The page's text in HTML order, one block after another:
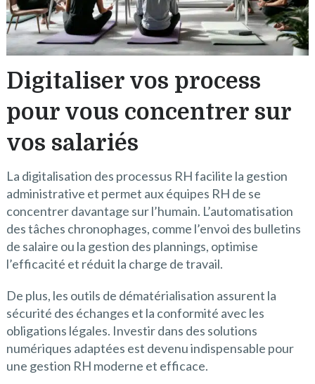
Digitaliser vos process
pour vous concentrer sur
vos salariés
La digitalisation des processus RH facilite la gestion
administrative et permet aux équipes RH de se
concentrer davantage sur l’humain. L’automatisation
des tâches chronophages, comme l’envoi des bulletins
de salaire ou la gestion des plannings, optimise
l’efficacité et réduit la charge de travail.
De plus, les outils de dématérialisation assurent la
sécurité des échanges et la conformité avec les
obligations légales. Investir dans des solutions
numériques adaptées est devenu indispensable pour
une gestion RH moderne et efficace.